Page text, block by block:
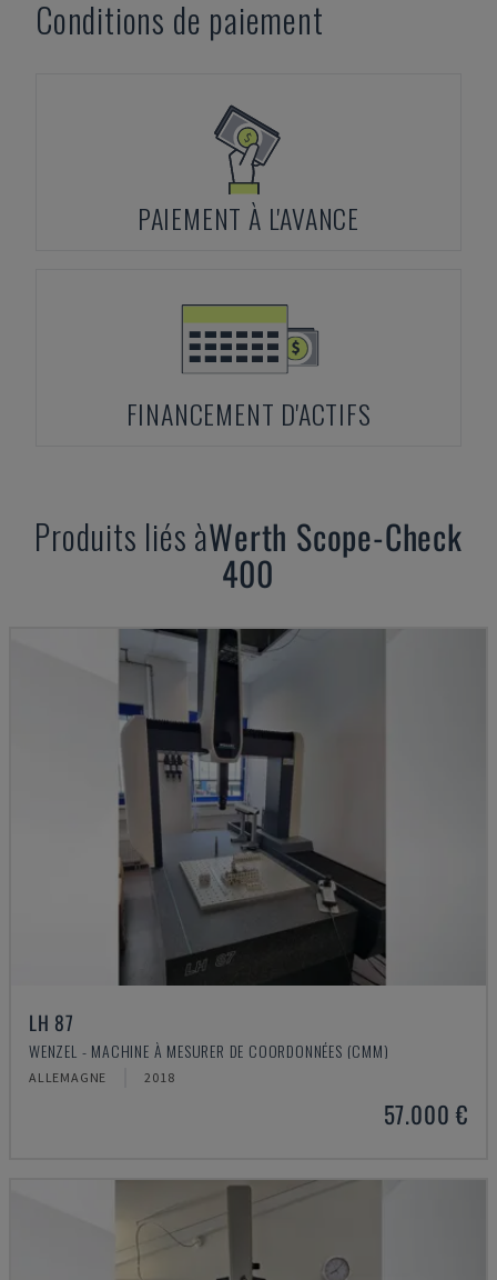
Conditions de paiement
PAIEMENT À L'AVANCE
FINANCEMENT D'ACTIFS
Produits liés àWerth Scope-Check
400
LH 87
WENZEL - MACHINE À MESURER DE COORDONNÉES (CMM)
ALLEMAGNE 2018
57.000 €